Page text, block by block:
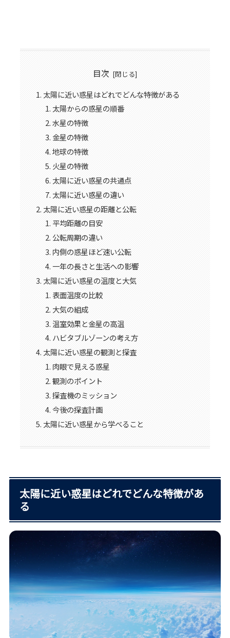
目次
太陽に近い惑星はどれでどんな特徴がある
太陽からの惑星の順番
水星の特徴
金星の特徴
地球の特徴
火星の特徴
太陽に近い惑星の共通点
太陽に近い惑星の違い
太陽に近い惑星の距離と公転
平均距離の目安
公転周期の違い
内側の惑星ほど速い公転
一年の長さと生活への影響
太陽に近い惑星の温度と大気
表面温度の比較
大気の組成
温室効果と金星の高温
ハビタブルゾーンの考え方
太陽に近い惑星の観測と探査
肉眼で見える惑星
観測のポイント
探査機のミッション
今後の探査計画
太陽に近い惑星から学べること
太陽に近い惑星はどれでどんな特徴があ
る